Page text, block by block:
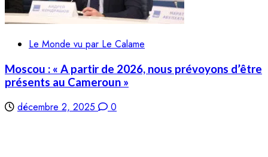
Le Monde vu par Le Calame
Moscou : « A partir de 2026, nous prévoyons d’être
présents au Cameroun »
décembre 2, 2025 0